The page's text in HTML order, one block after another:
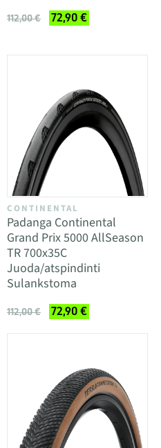
112,00 € 72,90 €
CONTINENTAL
Padanga Continental
Grand Prix 5000 AllSeason
TR 700x35C
Juoda/atspindinti
Sulankstoma
112,00 € 72,90 €